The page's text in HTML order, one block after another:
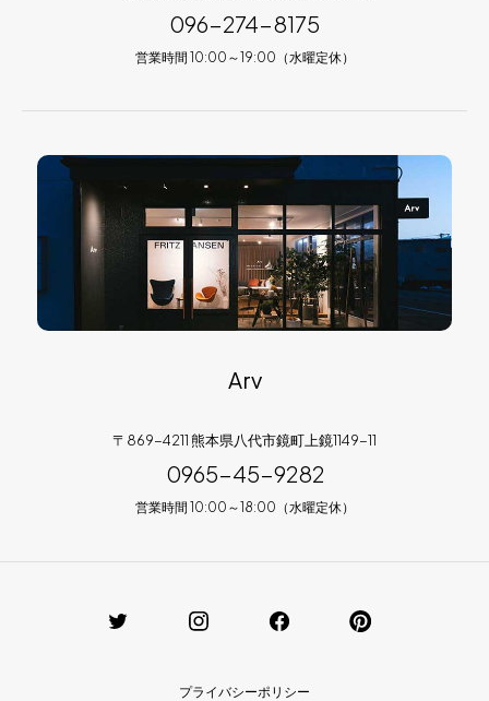
096-274-8175
営業時間 10:00～19:00（水曜定休）
Arv
〒869-4211 熊本県八代市鏡町上鏡1149-11
0965-45-9282
営業時間 10:00～18:00（水曜定休）
プライバシーポリシー